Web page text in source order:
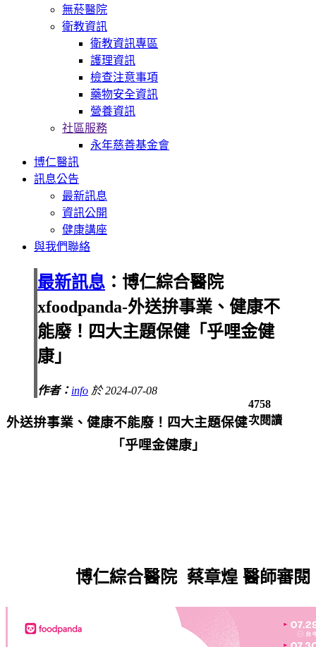
無菸醫院
衛教資訊
衛教資訊專區
護理資訊
檢查注意事項
藥物安全資訊
營養資訊
社區服務
永年慈善基金會
博仁醫訊
訊息公告
最新訊息
資訊公開
健康講座
與我們聯絡
最新訊息 ：博仁綜合醫院
xfoodpanda-外送拚事業、健康不
能廢！四大主題保健「乎哩金健
康」
作者： info 於 2024-07-08
4758
次閱讀
外送拚事業、健康不能廢！四大主題保健
「乎哩金健康」
博仁綜合醫院 蔡章煌 醫師審閱